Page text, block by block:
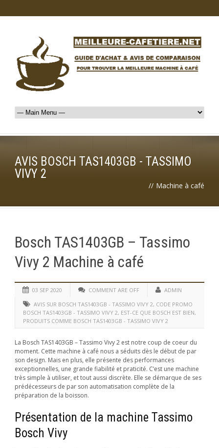
AVIS BOSCH TAS1403GB - TASSIMO
VIVY 2
// Machine à café
Bosch TAS1403GB – Tassimo
Vivy 2 Machine à café
03 SEP 2020 COMMENT ARE OFF
ADMIN
AVIS SUR BOSCH TAS1403GB - TASSIMO VIVY 2, CODE PROMO
BOSCH TAS1403GB - TASSIMO VIVY 2, EST-CE QUE BOSCH EST BIEN,
PRODUITS COMME BOSCH TAS1403GB - TASSIMO VIVY 2
La Bosch TAS1403GB – Tassimo Vivy 2 est notre coup de coeur du
moment. Cette machine à café nous a séduits dès le début de par
son design. Mais en plus, elle présente des performances
exceptionnelles, une grande fiabilité et praticité. C’est une machine
très simple à utiliser, et tout aussi discrète. Elle se démarque de ses
prédécesseurs de par son automatisation complète de la
préparation de la boisson.
Présentation de la machine Tassimo
Bosch Vivy